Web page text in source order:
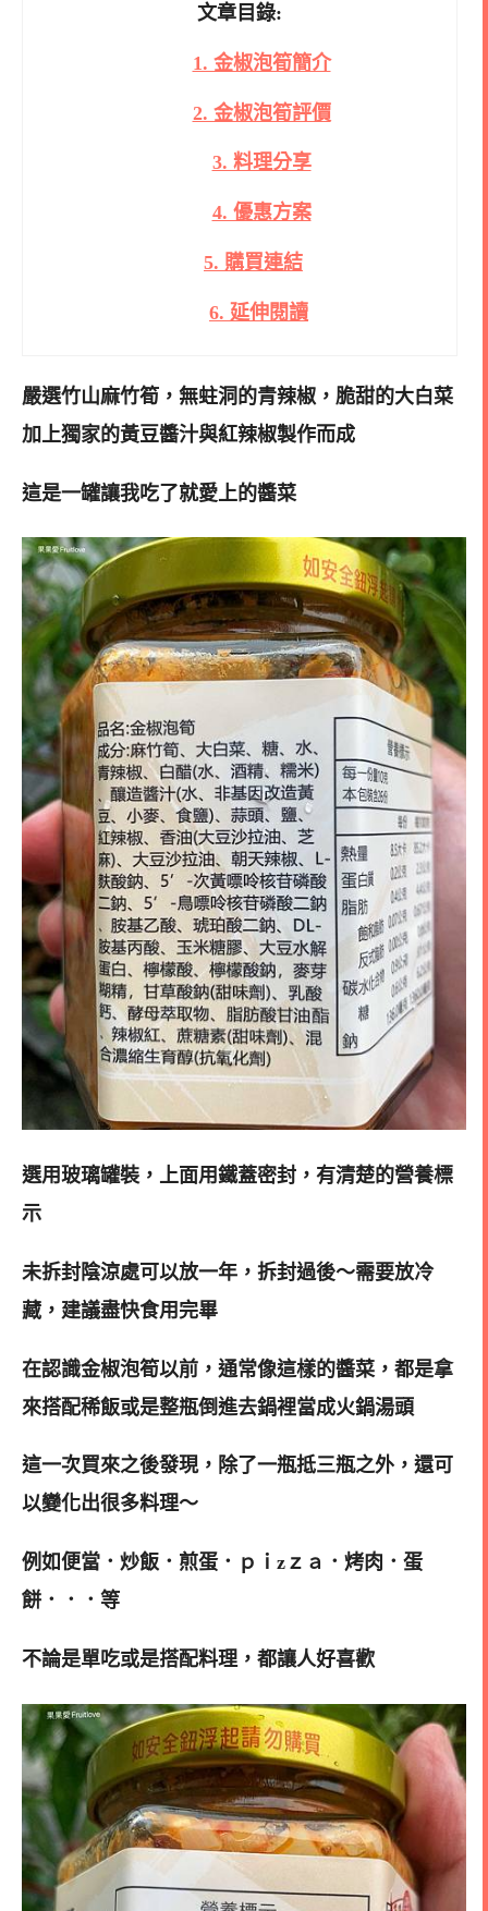
文章目錄:
1. 金椒泡筍簡介
2. 金椒泡筍評價
3. 料理分享
4. 優惠方案
5. 購買連結
6. 延伸閱讀
嚴選竹山麻竹筍，無蛀洞的青辣椒，脆甜的大白菜
加上獨家的黃豆醬汁與紅辣椒製作而成
這是一罐讓我吃了就愛上的醬菜
選用玻璃罐裝，上面用鐵蓋密封，有清楚的營養標
示
未拆封陰涼處可以放一年，拆封過後～需要放冷
藏，建議盡快食用完畢
在認識金椒泡筍以前，通常像這樣的醬菜，都是拿
來搭配稀飯或是整瓶倒進去鍋裡當成火鍋湯頭
這一次買來之後發現，除了一瓶抵三瓶之外，還可
以變化出很多料理～
例如便當．炒飯．煎蛋．ｐｉzｚａ．烤肉．蛋
餅．．．等
不論是單吃或是搭配料理，都讓人好喜歡